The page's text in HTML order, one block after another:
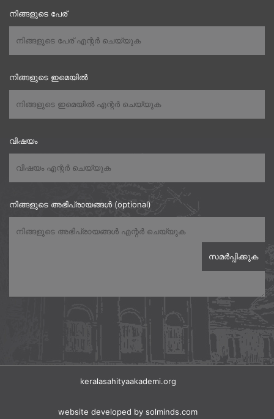
നിങ്ങളുടെ പേര്
നിങ്ങളുടെ ഇമെയിൽ
വിഷയം
നിങ്ങളുടെ അഭിപ്രായങ്ങൾ (optional)
keralasahityaakademi.org
website developed by solminds.com